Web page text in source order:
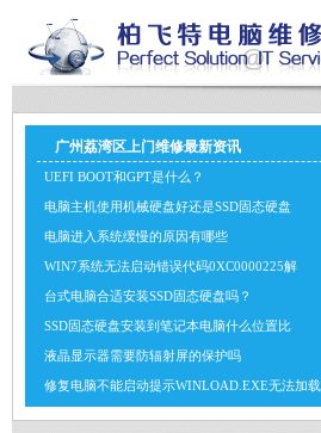
广州荔湾区上门维修最新资讯
UEFI BOOT和GPT是什么？
电脑主机使用机械硬盘好还是SSD固态硬盘
电脑进入系统缓慢的原因有哪些
WIN7系统无法启动错误代码0XC0000225解
台式电脑合适安装SSD固态硬盘吗？
SSD固态硬盘安装到笔记本电脑什么位置比
液晶显示器需要防辐射屏的保护吗
修复电脑不能启动提示WINLOAD.EXE无法加载